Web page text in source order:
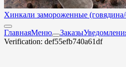
Хинкали замороженные
ГлавнаяМеню Заказы
Verification: def55efb740a61df